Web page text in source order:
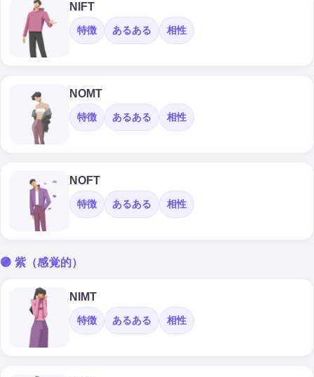
NIFT
特徴 あるある 相性
NOMT
特徴 あるある 相性
NOFT
特徴 あるある 相性
🟣 紫（感覚的）
NIMT
特徴 あるある 相性